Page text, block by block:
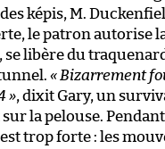
képis, M.
le patron autorise
libère du
« Bizarrement
», dixit Gary, un
la pelouse. Pendant
trop forte : les